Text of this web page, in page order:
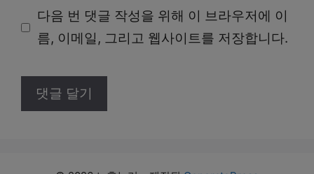
다음 번 댓글 작성을 위해 이 브라우저에 이
름, 이메일, 그리고 웹사이트를 저장합니다.